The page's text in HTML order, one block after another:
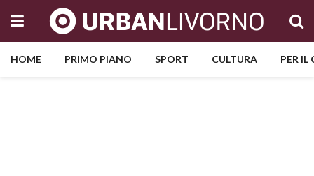
HOME PRIMO PIANO SPORT CULTURA PER